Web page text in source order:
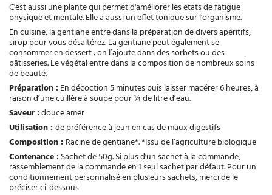
C'est aussi une plante qui permet d'améliorer les états de fatigue
physique et mentale. Elle a aussi un effet tonique sur l'organisme.
En cuisine, la gentiane entre dans la préparation de divers apéritifs,
sirop pour vous désaltérez. La gentiane peut également se
consommer en dessert ; on l’ajoute dans des sorbets ou des
pâtisseries. Le végétal entre dans la composition de nombreux soins
de beauté.
Préparation :En décoction 5 minutes puis laisser macérer 6 heures, à
raison d’une cuillère à soupe pour ¼ de litre d’eau.
Saveur :douce amer
Utilisation :de préférence à jeun en cas de maux digestifs
Composition : Racine de gentiane*. *Issu de l’agriculture biologique
Contenance :Sachet de 50g. Si plus d'un sachet à la commande,
rassemblement de la commande en 1 seul sachet par défaut. Pour un
conditionnement personnalisé en plusieurs sachets, merci de le
préciser ci-dessous